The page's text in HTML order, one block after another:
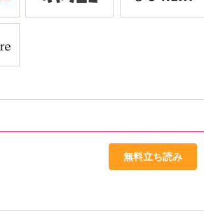
無料立ち読み